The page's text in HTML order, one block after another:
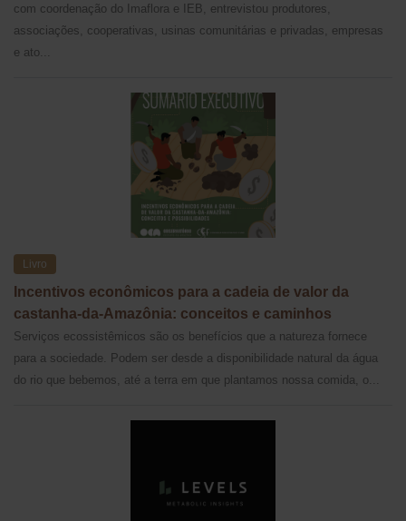
com coordenação do Imaflora e IEB, entrevistou produtores,
associações, cooperativas, usinas comunitárias e privadas, empresas
e ato...
Livro
Incentivos econômicos para a cadeia de valor da
castanha-da-Amazônia: conceitos e caminhos
Serviços ecossistêmicos são os benefícios que a natureza fornece
para a sociedade. Podem ser desde a disponibilidade natural da água
do rio que bebemos, até a terra em que plantamos nossa comida, o...